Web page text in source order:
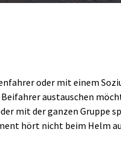
oder mit einem
austauschen
mit der ganzen Gruppe
hört nicht beim Helm